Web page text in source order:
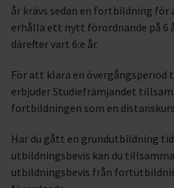
år krävs sedan en fortbildning för
erhålla ett nytt förordnande på 6
därefter vart 6:e år.
För att klara en övergångsperiod
erbjuder Studiefrämjandet
fortbildningen som en
Har du gått en grundutbildning
utbildningsbevis kan du
utbildningsbevis från